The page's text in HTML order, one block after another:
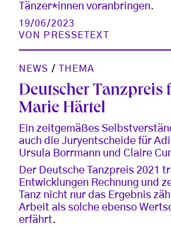
Tänzer*innen voranbringen.
19/06/2023
VON
PRESSETEXT
NEWS / THEMA
Deutscher Tanzpreis
Marie Härtel
Ein zeitgemäßes
auch die Juryentscheide für
Ursula Borrmann und Claire
Der Deutsche Tanzpreis 2021
Entwicklungen Rechnung und
Tanz nicht nur das Ergebnis
Arbeit als solche ebenso
erfährt.